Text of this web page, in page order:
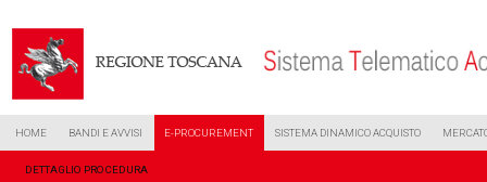
HOME BANDI E AVVISI E-PROCUREMENT SISTEMA DINAMICO ACQUISTO
DETTAGLIO PROCEDURA